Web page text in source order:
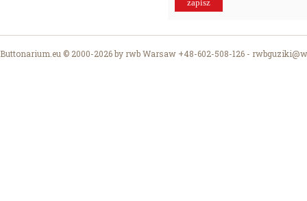
Buttonarium.eu © 2000-2026 by rwb Warsaw +48-602-508-126 -